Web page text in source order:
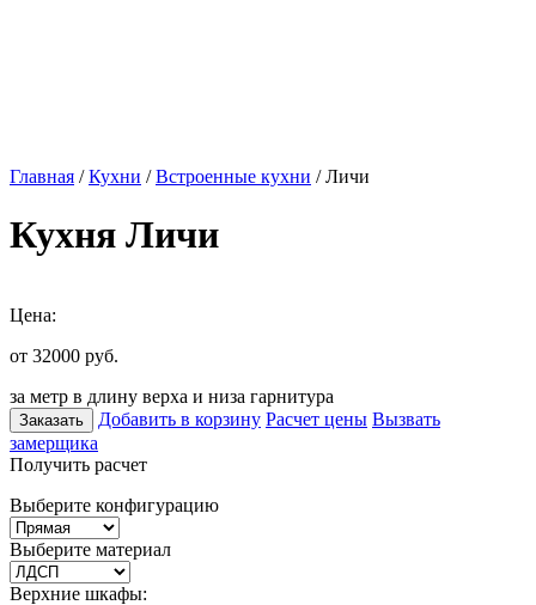
Главная /Кухни /Встроенные кухни / Личи
Кухня Личи
Цена:
от 32000 руб.
за метр в длину верха и низа гарнитура
Заказать Добавить в корзину Расчет цены Вызвать
замерщика
Получить расчет
Выберите конфигурацию
Выберите материал
Верхние шкафы: